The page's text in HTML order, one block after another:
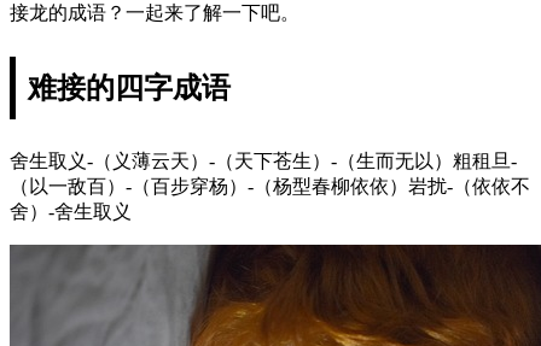
接龙的成语？一起来了解一下吧。
难接的四字成语
舍生取义-（义薄云天）-（天下苍生）-（生而无以）粗租旦-
（以一敌百）-（百步穿杨）-（杨型春柳依依）岩扰-（依依不
舍）-舍生取义